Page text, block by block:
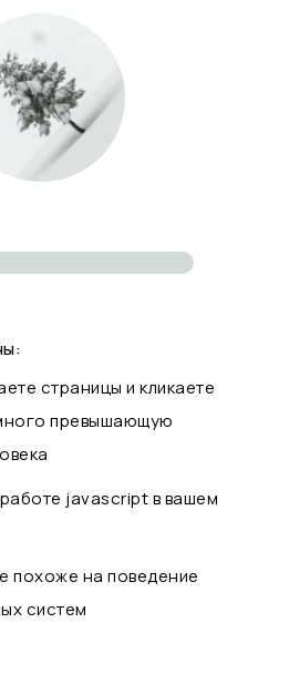
страницы и кликаете
превышающую
javascript в вашем
похоже на поведение
систем